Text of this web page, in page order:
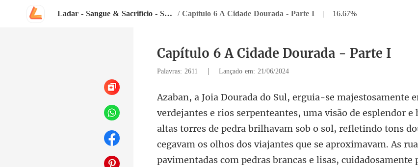
Ladar - Sangue & Sacrifício - Série a Ascensão dos Heróis - Livro 1 / Capítulo 6 A Cidade Dourada - Parte I | 16.67%
Capítulo 6 A Cidade Dourada - Parte I
Palavras: 2611 | Lançado em: 21/06/2024
, refletindo tons
cegavam os olhos dos viajantes que se aproximavam. As
pavimentadas com pedras brancas e lisas, cuidadosamente